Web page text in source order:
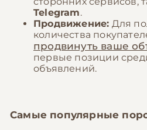
Telegram.
Продвижение: Для
количества
продвинуть ваше
первые позиции
объявлений.
Самые популярные